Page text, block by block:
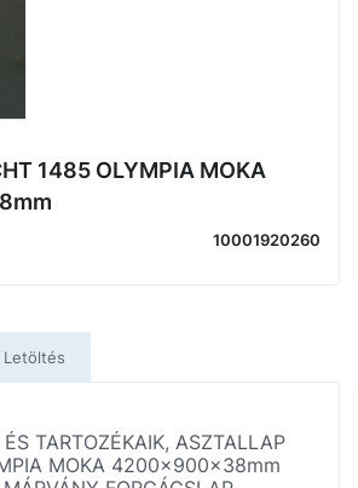
1485 OLYMPIA MOKA
10001920260
Letöltés
TARTOZÉKAIK, ASZTALLAP
MOKA 4200x900x38mm